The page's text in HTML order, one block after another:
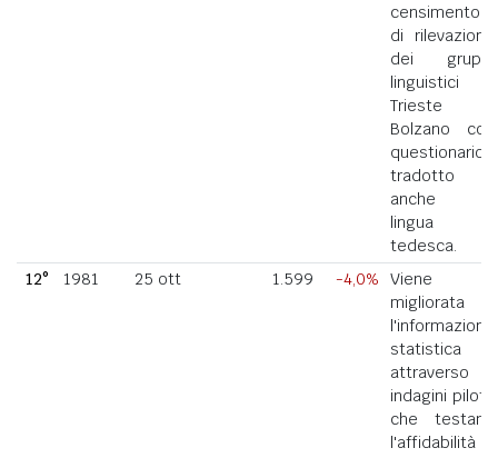
censimento
di rilevazione
dei gruppi
linguistici di
Trieste e
Bolzano con
questionario
tradotto
anche in
lingua
tedesca.
12°
1981 25 ott 1.599 -4,0%
Viene
migliorata
l'informazione
statistica
attraverso
indagini pilota
che testano
l'affidabilità